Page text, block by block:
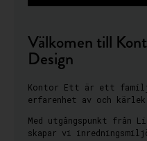
Välkomen till
Design
Kontor Ett är ett
erfarenhet av och
Med utgångspunkt från
skapar vi